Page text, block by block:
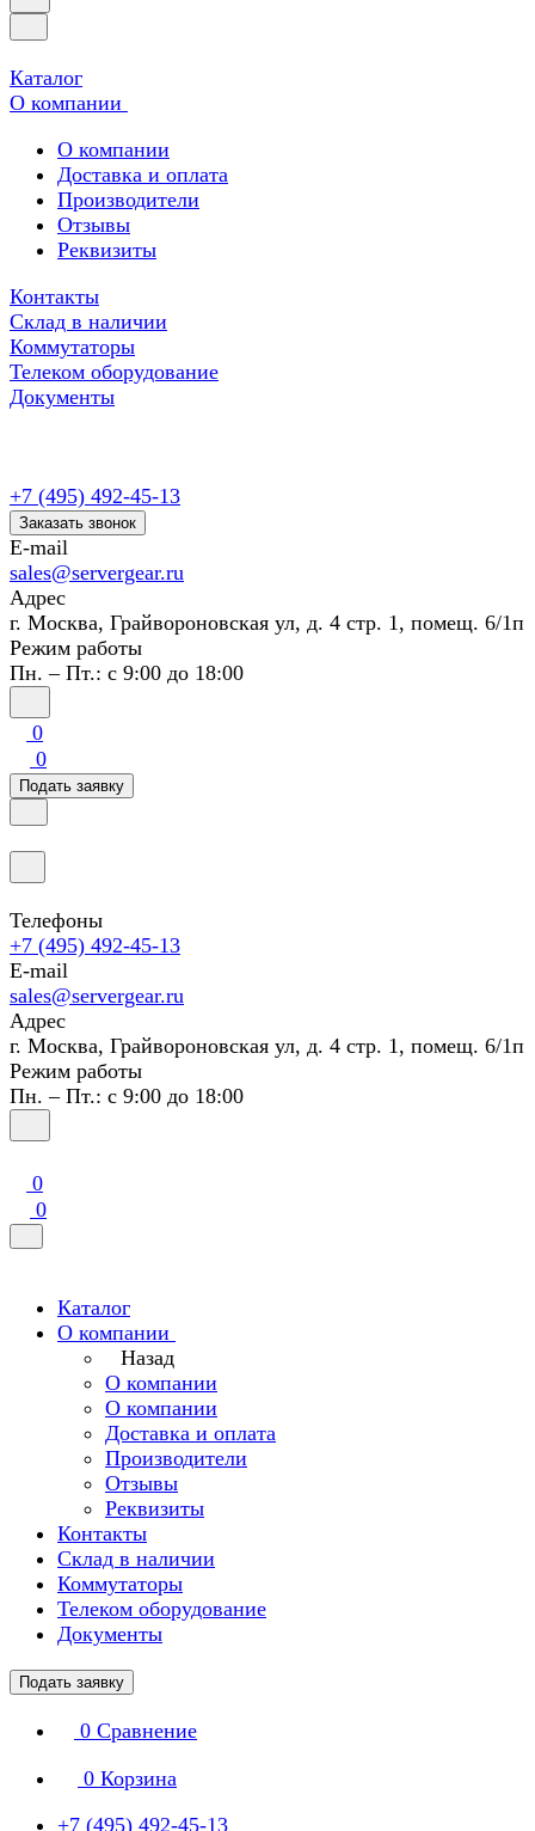
Каталог
О компании
О компании
Доставка и оплата
Производители
Отзывы
Реквизиты
Контакты
Склад в наличии
Коммутаторы
Телеком оборудование
Документы
+7 (495) 492-45-13
Заказать звонок
E-mail
sales@servergear.ru
Адрес
г. Москва, Грайвороновская ул, д. 4 стр. 1, помещ. 6/1п
Режим работы
Пн. – Пт.: с 9:00 до 18:00
0
0
Подать заявку
Телефоны
+7 (495) 492-45-13
E-mail
sales@servergear.ru
Адрес
г. Москва, Грайвороновская ул, д. 4 стр. 1, помещ. 6/1п
Режим работы
Пн. – Пт.: с 9:00 до 18:00
0
0
Каталог
О компании
Назад
О компании
О компании
Доставка и оплата
Производители
Отзывы
Реквизиты
Контакты
Склад в наличии
Коммутаторы
Телеком оборудование
Документы
Подать заявку
0 Сравнение
0 Корзина
+7 (495) 492-45-13